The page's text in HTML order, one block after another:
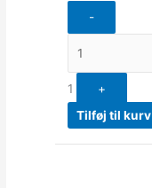
-
1
+
Tilføj til kurv